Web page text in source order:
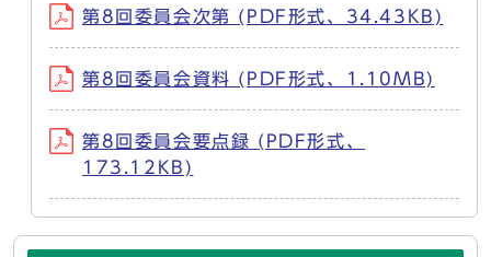
第8回委員会次第 (PDF形式、34.43KB)
第8回委員会資料 (PDF形式、1.10MB)
第8回委員会要点録 (PDF形式、
173.12KB)